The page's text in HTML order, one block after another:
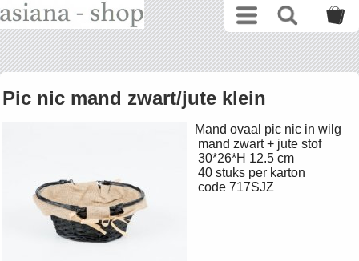
Pic nic mand zwart/jute klein
Mand ovaal pic nic in wilg
mand zwart + jute stof
30*26*H 12.5 cm
40 stuks per karton
code 717SJZ